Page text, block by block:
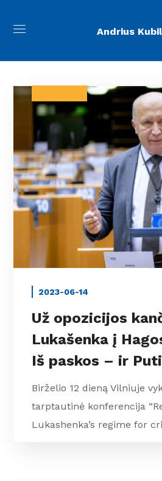
Andrius
2023-06-14
Už opozicijos
Lukašenka į
Iš paskos – ir
Birželio 12 dieną Vilniuje
tarptautinė konferencija
Lukashenka’s regime for